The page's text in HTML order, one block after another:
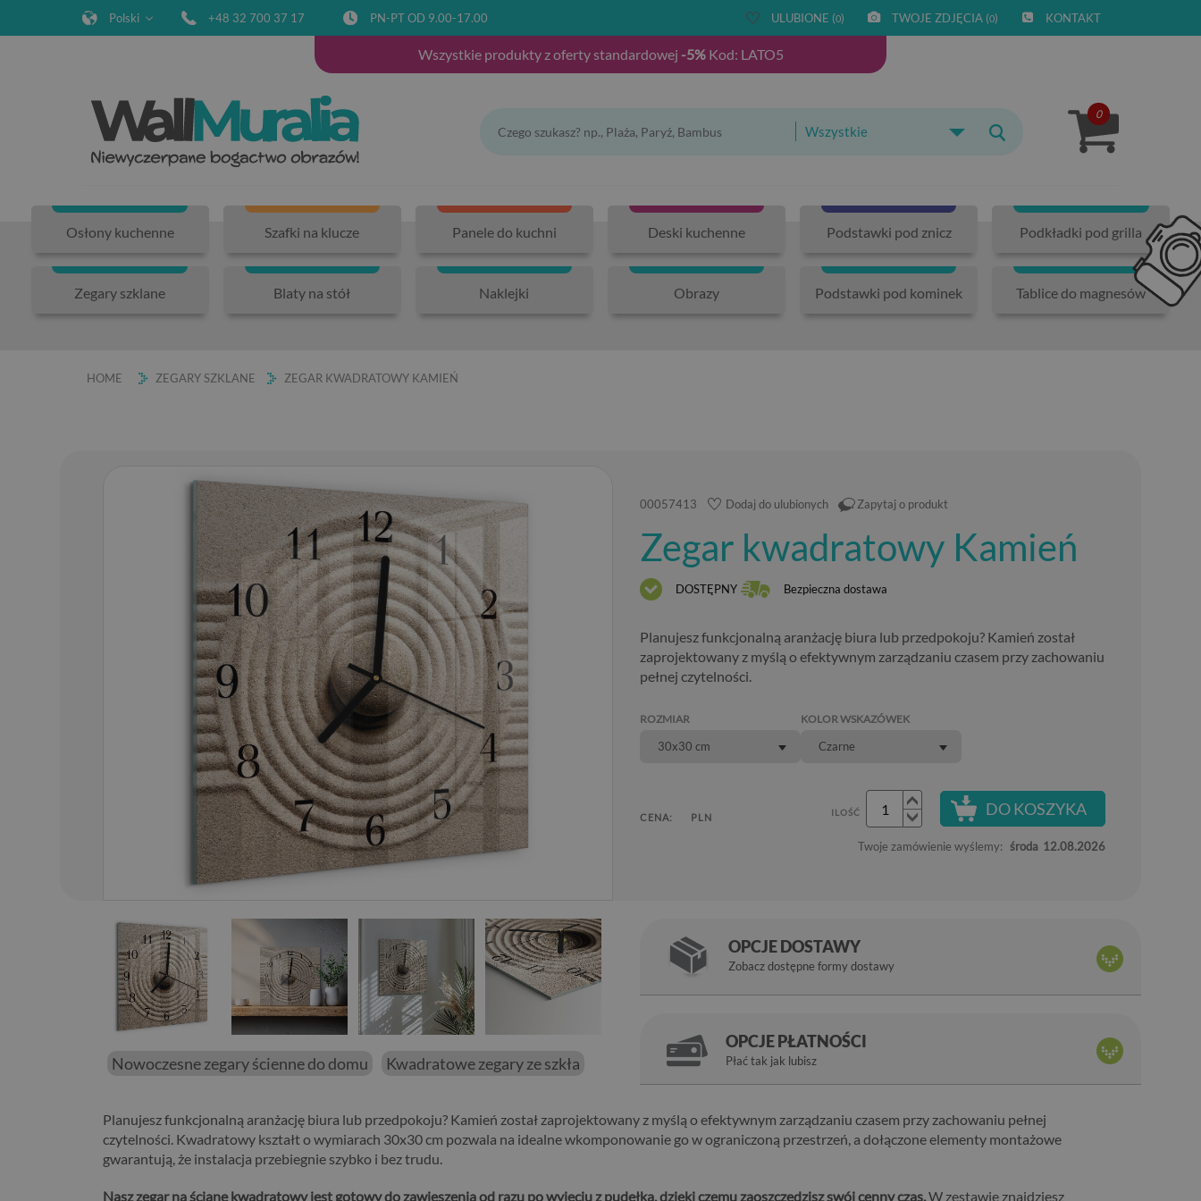
Polski +48 32 700 37 17 PN-PT OD 9.00-17.00 ULUBIONE (0) TWOJE ZDJĘCIA (0) KONTAKT
Wszystkie produkty z oferty standardowej -5%Kod: LATO5
Wszystkie
0
Osłony kuchenne Szafki na klucze Panele do kuchni Deski kuchenne Podstawki pod znicz Podkładki pod grilla
Zegary szklane Blaty na stół Naklejki Obrazy Podstawki pod kominek Tablice do magnesów
HOME ZEGARY SZKLANE ZEGAR KWADRATOWY KAMIEŃ
01 / 76
00057413 Dodaj do ulubionych Zapytaj o produkt
Zegar kwadratowy Kamień
DOSTĘPNY Bezpieczna dostawa
Planujesz funkcjonalną aranżację biura lub przedpokoju? Kamień został
zaprojektowany z myślą o efektywnym zarządzaniu czasem przy zachowaniu
pełnej czytelności.
ROZMIAR
30x30 cm
KOLOR WSKAZÓWEK
Czarne
CENA: PLN ILOŚĆ DO KOSZYKA
Twoje zamówienie wyślemy: środa 12.08.2026
Nowoczesne zegary ścienne do domu Kwadratowe zegary ze szkła
Planujesz funkcjonalną aranżację biura lub przedpokoju? Kamień został zaprojektowany z myślą o efektywnym zarządzaniu czasem przy zachowaniu pełnej
czytelności. Kwadratowy kształt o wymiarach 30x30 cm pozwala na idealne wkomponowanie go w ograniczoną przestrzeń, a dołączone elementy montażowe
gwarantują, że instalacja przebiegnie szybko i bez trudu.
Nasz zegar na ścianę kwadratowy jest gotowy do zawieszenia od razu po wyjęciu z pudełka, dzięki czemu zaoszczędzisz swój cenny czas.W zestawie znajdziesz
OPCJE DOSTAWY
Zobacz dostępne formy dostawy
OPCJE PŁATNOŚCI
Płać tak jak lubisz